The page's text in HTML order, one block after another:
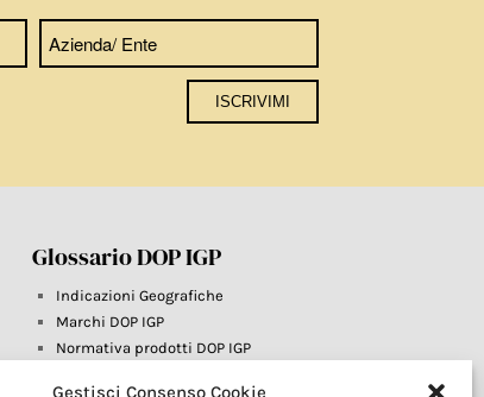
Gestisci Consenso Cookie
Glossario DOP IGP
Indicazioni Geografiche
Marchi DOP IGP
Normativa prodotti DOP IGP